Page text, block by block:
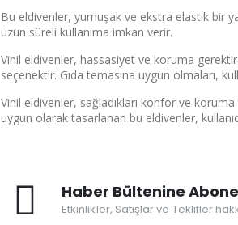
Bu eldivenler, yumuşak ve ekstra elastik bir
uzun süreli kullanıma imkan verir.
Vinil eldivenler, hassasiyet ve koruma
seçenektir. Gıda temasına uygun olmaları,
Vinil eldivenler, sağladıkları konfor ve
uygun olarak tasarlanan bu eldivenler,
Haber Bültenine
Etkinlikler, Satışlar ve Teklifler